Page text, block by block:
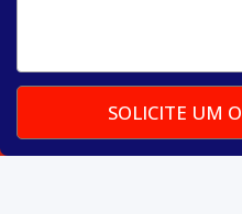
SOLICITE UM